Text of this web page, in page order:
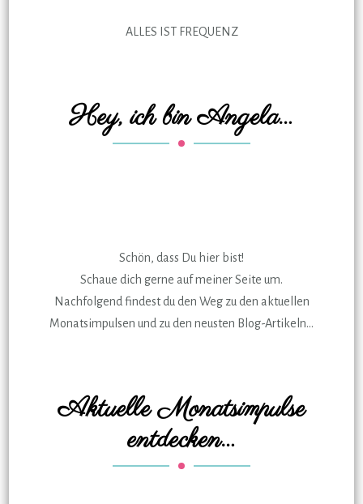
ALLES IST FREQUENZ
Hey, ich bin Angela…
Schön, dass Du hier bist!
Schaue dich gerne auf meiner Seite um.
Nachfolgend findest du den Weg zu den aktuellen
Monatsimpulsen und zu den neusten Blog-Artikeln…
Aktuelle Monatsimpulse
entdecken…